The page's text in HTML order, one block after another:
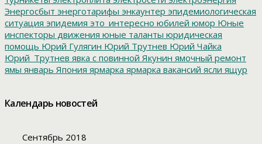
Энергосбыт энерготарифы энкаунтер эпидемиологическая
ситуация эпидемия это_интересно юбилей юмор Юные
инспекторы движения юные таланты юридическая
помощь Юрий Гулягин Юрий Трутнев Юрий Чайка
Юрий_Трутнев явка с повинной Якунин ямочный ремонт
ямы январь Япония ярмарка ярмарка вакансий ясли ящур
Календарь новостей
Сентябрь 2018